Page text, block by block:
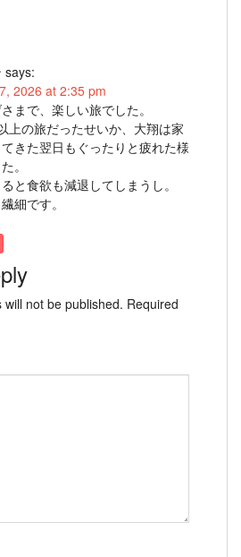
says:
2026 at 2:35 pm
まで、楽しい旅でした。
上の旅だったせいか、大翔は家
きた翌日もぐったりと疲れた様
。
と食欲も減退してしまうし。
細です。
not be published. Required